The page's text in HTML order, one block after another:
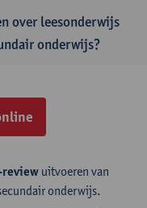
over leesonderwijs
onderwijs?
uitvoeren van
onderwijs.